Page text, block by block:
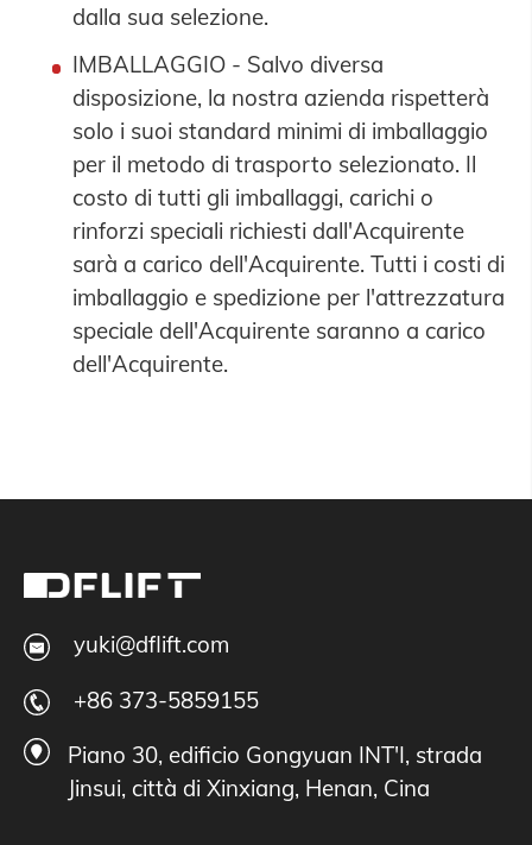
dalla sua selezione.
IMBALLAGGIO - Salvo diversa
disposizione, la nostra azienda rispetterà
solo i suoi standard minimi di imballaggio
per il metodo di trasporto selezionato. Il
costo di tutti gli imballaggi, carichi o
rinforzi speciali richiesti dall'Acquirente
sarà a carico dell'Acquirente. Tutti i costi di
imballaggio e spedizione per l'attrezzatura
speciale dell'Acquirente saranno a carico
dell'Acquirente.
yuki@dflift.com
+86 373-5859155
Piano 30, edificio Gongyuan INT'I, strada
Jinsui, città di Xinxiang, Henan, Cina